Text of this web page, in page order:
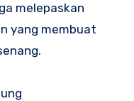
melepaskan
yang membuat